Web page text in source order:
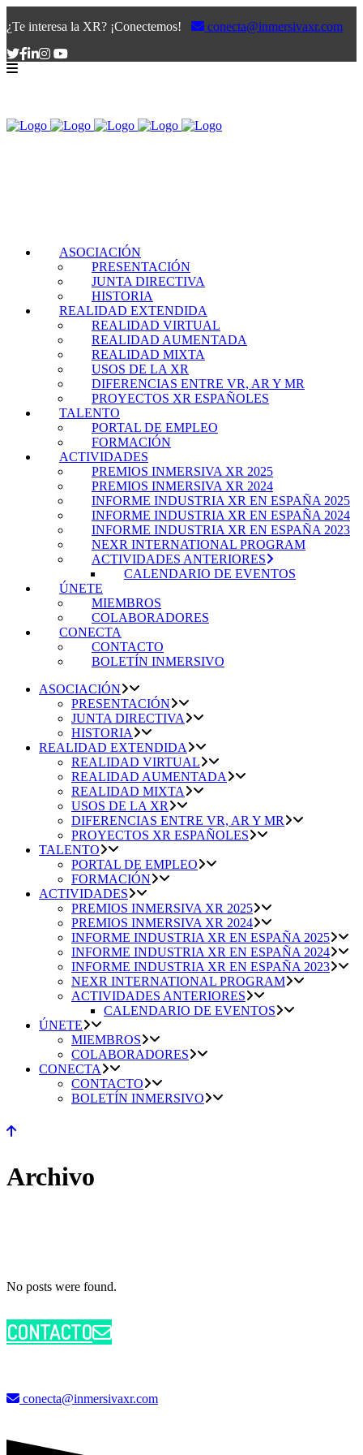
¿Te interesa la XR? ¡Conectemos! conecta@inmersivaxr.com
ASOCIACIÓN
PRESENTACIÓN
JUNTA DIRECTIVA
HISTORIA
REALIDAD EXTENDIDA
REALIDAD VIRTUAL
REALIDAD AUMENTADA
REALIDAD MIXTA
USOS DE LA XR
DIFERENCIAS ENTRE VR, AR Y MR
PROYECTOS XR ESPAÑOLES
TALENTO
PORTAL DE EMPLEO
FORMACIÓN
ACTIVIDADES
PREMIOS INMERSIVA XR 2025
PREMIOS INMERSIVA XR 2024
INFORME INDUSTRIA XR EN ESPAÑA 2025
INFORME INDUSTRIA XR EN ESPAÑA 2024
INFORME INDUSTRIA XR EN ESPAÑA 2023
NEXR INTERNATIONAL PROGRAM
ACTIVIDADES ANTERIORES
CALENDARIO DE EVENTOS
ÚNETE
MIEMBROS
COLABORADORES
CONECTA
CONTACTO
BOLETÍN INMERSIVO
ASOCIACIÓN
PRESENTACIÓN
JUNTA DIRECTIVA
HISTORIA
REALIDAD EXTENDIDA
REALIDAD VIRTUAL
REALIDAD AUMENTADA
REALIDAD MIXTA
USOS DE LA XR
DIFERENCIAS ENTRE VR, AR Y MR
PROYECTOS XR ESPAÑOLES
TALENTO
PORTAL DE EMPLEO
FORMACIÓN
ACTIVIDADES
PREMIOS INMERSIVA XR 2025
PREMIOS INMERSIVA XR 2024
INFORME INDUSTRIA XR EN ESPAÑA 2025
INFORME INDUSTRIA XR EN ESPAÑA 2024
INFORME INDUSTRIA XR EN ESPAÑA 2023
NEXR INTERNATIONAL PROGRAM
ACTIVIDADES ANTERIORES
CALENDARIO DE EVENTOS
ÚNETE
MIEMBROS
COLABORADORES
CONECTA
CONTACTO
BOLETÍN INMERSIVO
Archivo
No posts were found.
CONTACTO
conecta@inmersivaxr.com